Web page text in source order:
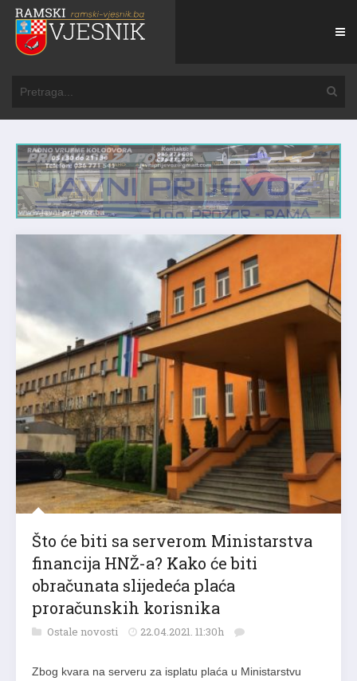
Što će biti sa serverom Ministarstva
financija HNŽ-a? Kako će biti
obračunata slijedeća plaća
proračunskih korisnika
Ostale novosti 22.04.2021. 11:30h
Zbog kvara na serveru za isplatu plaća u Ministarstvu